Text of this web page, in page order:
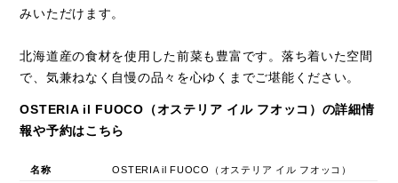
みいただけます。
北海道産の食材を使用した前菜も豊富です。落ち着いた空間
で、気兼ねなく自慢の品々を心ゆくまでご堪能ください。
OSTERIA il FUOCO（オステリア イル フオッコ）の詳細情
報や予約はこちら
名称 OSTERIA il FUOCO（オステリア イル フオッコ）